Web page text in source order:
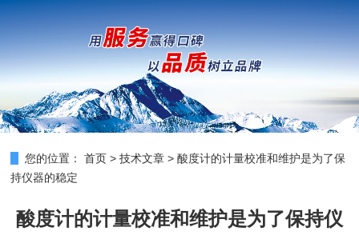
您的位置： 首页 >技术文章 >酸度计的计量校准和维护是为了保
持仪器的稳定
酸度计的计量校准和维护是为了保持仪